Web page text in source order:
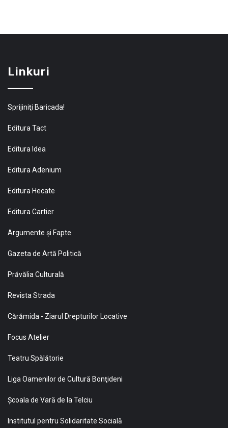
Linkuri
Sprijiniţi Baricada!
Editura Tact
Editura Idea
Editura Adenium
Editura Hecate
Editura Cartier
Argumente și Fapte
Gazeta de Artă Politică
Prăvălia Culturală
Revista Strada
Cărămida - Ziarul Drepturilor Locative
Focus Atelier
Teatru Spălătorie
Liga Oamenilor de Cultură Bonţideni
Şcoala de Vară de la Telciu
Institutul pentru Solidaritate Socială